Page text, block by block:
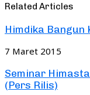
Related Articles
Himdika
7 Maret 2015
Seminar
(Pers Rilis)